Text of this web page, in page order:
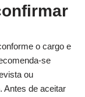
o cargo e
se
ou
Antes de aceitar